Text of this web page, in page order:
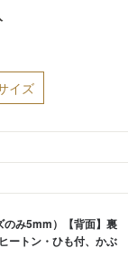
イズ
のみ5mm）【背面】裏
ートン・ひも付、かぶ